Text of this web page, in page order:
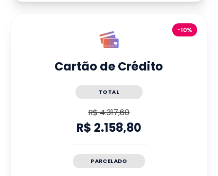
-10%
Cartão de Crédito
TOTAL
R$ 4.317,60
R$ 2.158,80
PARCELADO